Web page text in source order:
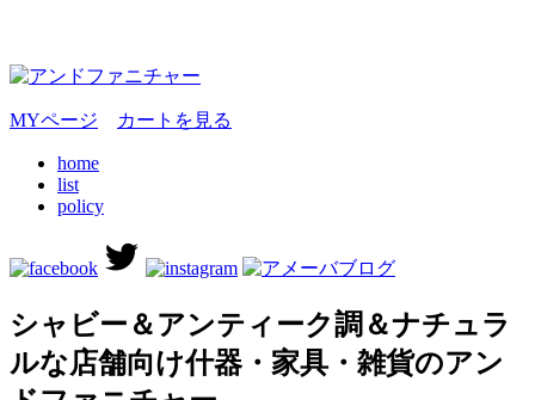
MYページ カートを見る
home
list
policy
シャビー＆アンティーク調＆ナチュラ
ルな店舗向け什器・家具・雑貨のアン